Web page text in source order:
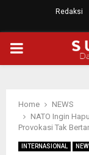
Redaksi
PRIMARY
Home
NEWS
NATO Ingin
Provokasi Tak
INTERNASIONAL